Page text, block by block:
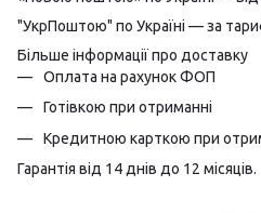
"УкрПоштою" по Україні — за
Більше інформації про доставку
Оплата на рахунок ФОП
Готівкою при отриманні
Кредитною карткою при
Гарантія від 14 днів до 12 місяців.